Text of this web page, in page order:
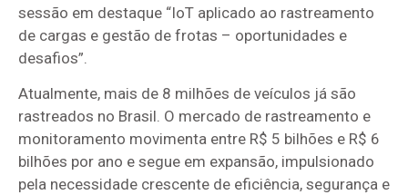
sessão em destaque “IoT aplicado ao rastreamento
de cargas e gestão de frotas – oportunidades e
desafios”.
Atualmente, mais de 8 milhões de veículos já são
rastreados no Brasil. O mercado de rastreamento e
monitoramento movimenta entre R$ 5 bilhões e R$ 6
bilhões por ano e segue em expansão, impulsionado
pela necessidade crescente de eficiência, segurança e